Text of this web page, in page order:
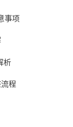
事项
析
程